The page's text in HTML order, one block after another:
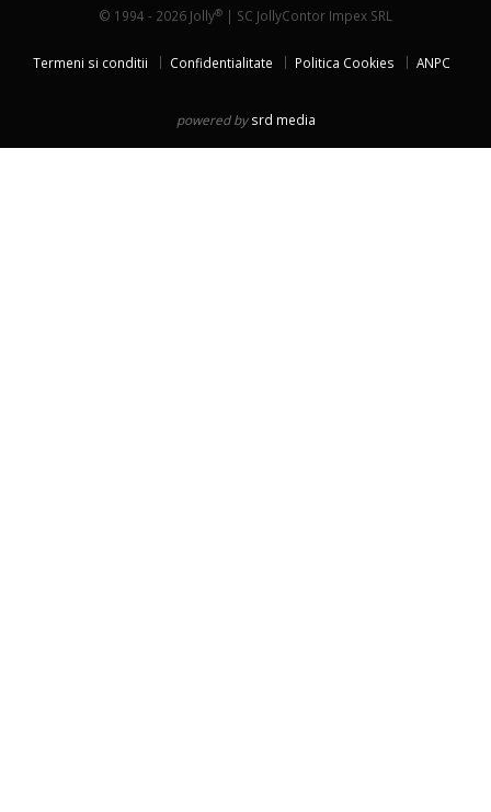
© 1994 - 2026 Jolly® | SC JollyContor Impex SRL
Termeni si conditii Confidentialitate Politica Cookies ANPC
powered by srd media